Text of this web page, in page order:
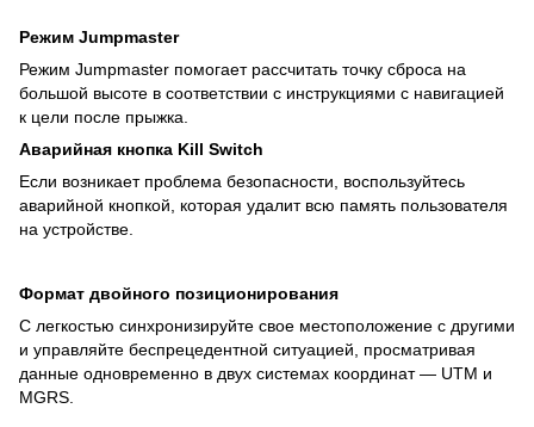
Режим Jumpmaster
Режим Jumpmaster помогает рассчитать точку сброса на
большой высоте в соответствии с инструкциями с навигацией
к цели после прыжка.
Аварийная кнопка Kill Switch
Если возникает проблема безопасности, воспользуйтесь
аварийной кнопкой, которая удалит всю память пользователя
на устройстве.
Формат двойного позиционирования
С легкостью синхронизируйте свое местоположение с другими
и управляйте беспрецедентной ситуацией, просматривая
данные одновременно в двух системах координат — UTM и
MGRS.